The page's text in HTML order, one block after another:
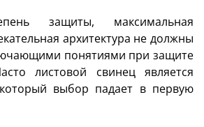
защиты, максимальная
архитектура не должны
понятиями при защите
листовой свинец является
выбор падает в первую